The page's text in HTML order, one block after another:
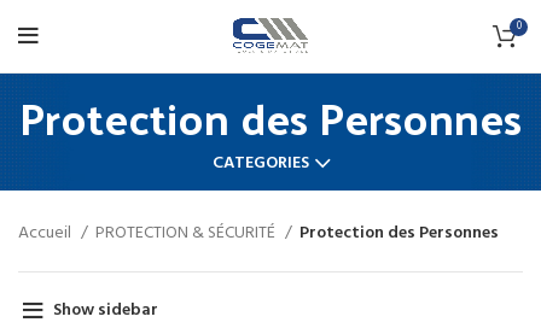
0
Protection des Personnes
CATEGORIES
Accueil PROTECTION & SÉCURITÉ Protection des Personnes
Show sidebar